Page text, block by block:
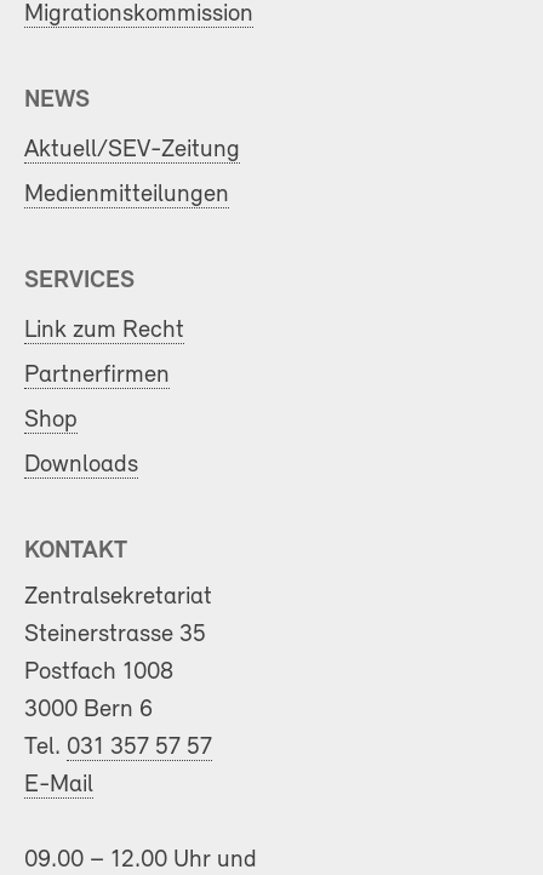
Migrationskommission
NEWS
Aktuell/SEV-Zeitung
Medienmitteilungen
SERVICES
Link zum Recht
Partnerfirmen
Shop
Downloads
KONTAKT
Zentralsekretariat
Steinerstrasse 35
Postfach 1008
3000 Bern 6
Tel. 031 357 57 57
E-Mail
09.00 – 12.00 Uhr und